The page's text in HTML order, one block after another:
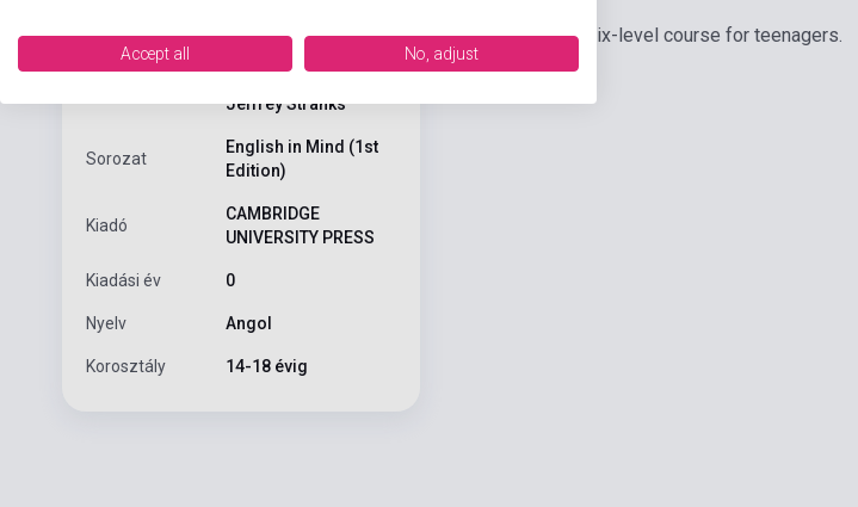
ISBN 9780521545051
Jeffrey Stranks
Sorozat
English in Mind (1st
Edition)
Kiadó
CAMBRIDGE
UNIVERSITY PRESS
Kiadási év 0
Nyelv Angol
Korosztály 14-18 évig
English in Mind is a six-level course for teenagers.
Accept all No, adjust